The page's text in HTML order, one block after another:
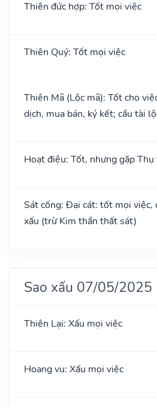
Thiên đức hợp: Tốt mọi việc
Thiên Quý: Tốt mọi việc
Thiên Mã (Lộc mã): Tốt cho
dịch, mua bán, ký kết; cầu tài
Hoạt điệu: Tốt, nhưng gặp
Sát cống: Đại cát: tốt mọi việc,
xấu (trừ Kim thần thất sát)
Sao xấu 07/05/2025
Thiên Lại: Xấu mọi việc
Hoang vu: Xấu mọi việc